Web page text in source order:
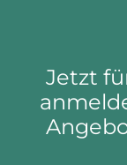
Jetzt